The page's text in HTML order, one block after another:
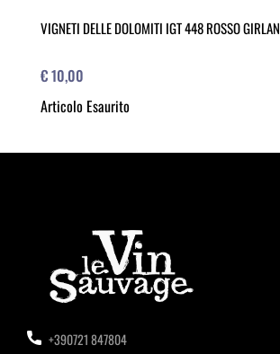
VIGNETI DELLE DOLOMITI IGT 448 ROSSO GIRLAN
€ 10,00
Articolo Esaurito
+390721 847804